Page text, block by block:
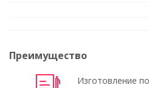
Преимущество
Изготовление